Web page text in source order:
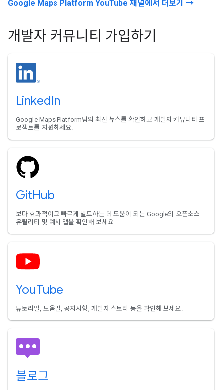
Google Maps Platform YouTube 채널에서 더보기 →
개발자 커뮤니티 가입하기
LinkedIn
Google Maps Platform팀의 최신 뉴스를 확인하고 개발자 커뮤니티 프
로젝트를 지원하세요.
GitHub
보다 효과적이고 빠르게 빌드하는 데 도움이 되는 Google의 오픈소스
유틸리티 및 예시 앱을 확인해 보세요.
YouTube
튜토리얼, 도움말, 공지사항, 개발자 스토리 등을 확인해 보세요.
블로그